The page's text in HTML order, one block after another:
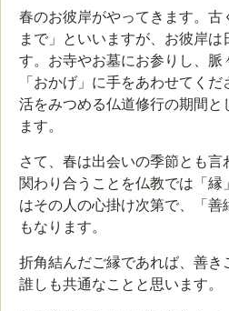
レ
ー
ヤ
ー
春のお彼岸がやってきます。古
まで」といいますが、お彼岸
す。お寺やお墓にお参りし、脈
「おかげ」に手をあわせてく
活をみつめる仏道修行の期間と
ます。
さて、春は出会いの季節とも
関わり合うことを仏教では「縁
はその人の心掛け次第で、「善
もなります。
折角結んだご縁であれば、善き
誰しも共通なことと思います。